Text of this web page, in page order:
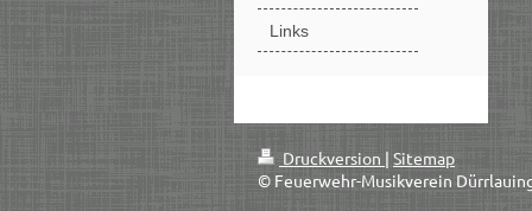
Links
Druckversion | Sitemap
© Feuerwehr-Musikverein